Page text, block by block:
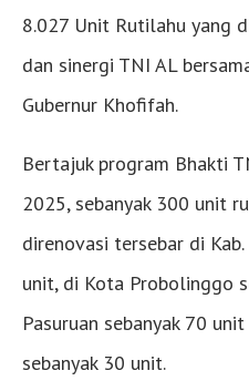
8.027 Unit Rutilahu yang
dan sinergi TNI AL
Gubernur Khofifah.
Bertajuk program Bhakti
2025, sebanyak 300 unit
direnovasi tersebar di
unit, di Kota Probolinggo
Pasuruan sebanyak 70
sebanyak 30 unit.